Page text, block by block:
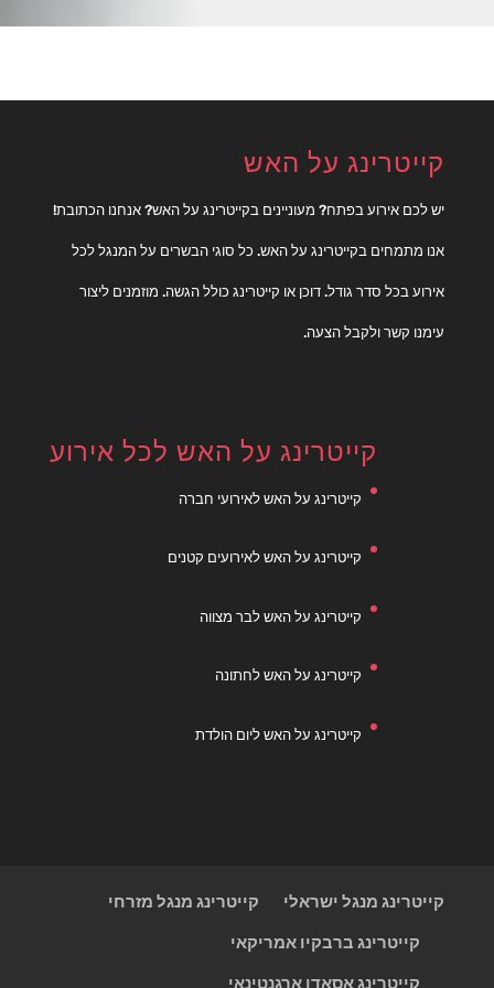
קייטרינג על האש
יש לכם אירוע בפתח? מעוניינים בקייטרינג על האש? אנחנו הכתובת!
אנו מתמחים בקייטרינג על האש. כל סוגי הבשרים על המנגל לכל
אירוע בכל סדר גודל. דוכן או קייטרינג כולל הגשה. מוזמנים ליצור
עימנו קשר ולקבל הצעה.
קייטרינג על האש לכל אירוע
קייטרינג על האש לאירועי חברה
קייטרינג על האש לאירועים קטנים
קייטרינג על האש לבר מצווה
קייטרינג על האש לחתונה
קייטרינג על האש ליום הולדת
קייטרינג מנגל ישראלי קייטרינג מנגל מזרחי
קייטרינג ברבקיו אמריקאי